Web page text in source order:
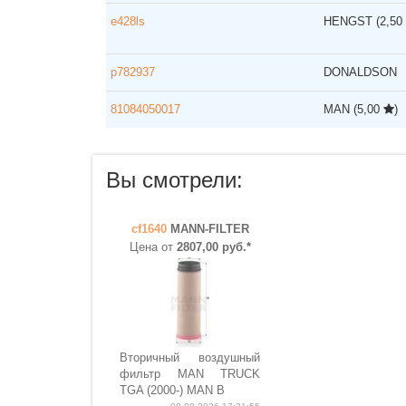
e428ls HENGST (2,50
p782937 DONALDSON
81084050017 MAN (5,00 )
Вы смотрели:
cf1640 MANN-FILTER
Цена от 2807,00 руб.*
Вторичный воздушный
фильтр MAN TRUCK
TGA (2000-) MAN B